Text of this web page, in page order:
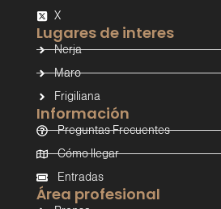
Área profesional
Información
Preguntas Frecuentes
Cómo llegar
Entradas
Lugares de interes
Nerja
Maro
Frigiliana
X